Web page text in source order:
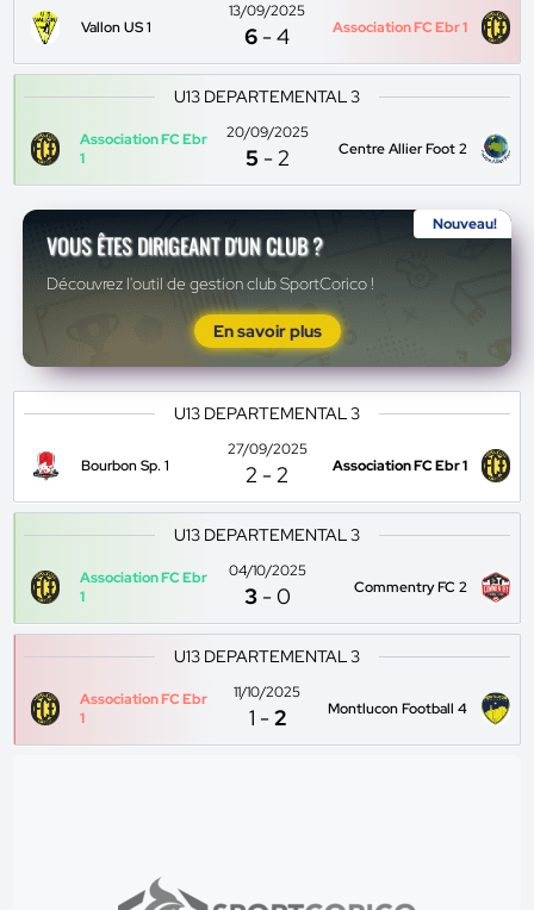
Vallon US 1
13/09/2025
6 -4 Association FC Ebr 1
U13 DEPARTEMENTAL 3
Association FC Ebr
1
20/09/2025
5 -2 Centre Allier Foot 2
Nouveau!
VOUS ÊTES DIRIGEANT D'UN CLUB ?
Découvrez l'outil de gestion club SportCorico !
En savoir plus
U13 DEPARTEMENTAL 3
Bourbon Sp. 1
27/09/2025
2 -2 Association FC Ebr 1
U13 DEPARTEMENTAL 3
Association FC Ebr
1
04/10/2025
3 -0 Commentry FC 2
U13 DEPARTEMENTAL 3
Association FC Ebr
1
11/10/2025
1 -2 Montlucon Football 4